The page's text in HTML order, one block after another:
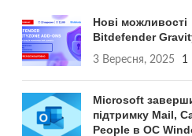
Нові можливості
Bitdefender
3 Вересня, 2025 1
Microsoft
підтримку Mail,
People в ОС